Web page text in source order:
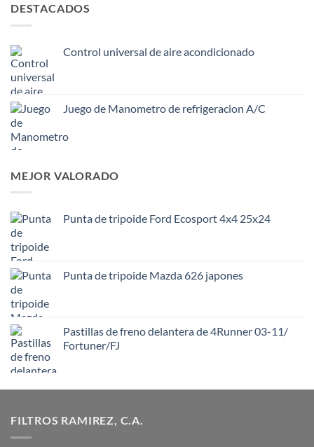
DESTACADOS
Control universal de aire acondicionado
Juego de Manometro de refrigeracion A/C
MEJOR VALORADO
Punta de tripoide Ford Ecosport 4x4 25x24
Punta de tripoide Mazda 626 japones
Pastillas de freno delantera de 4Runner 03-11/
Fortuner/FJ
FILTROS RAMIREZ, C.A.